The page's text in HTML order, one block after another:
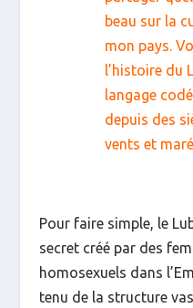
beau sur la
mon pays.
l’histoire du
langage
depuis des
vents et
Pour faire simple, le
secret créé par des
homosexuels dans
tenu de la structure